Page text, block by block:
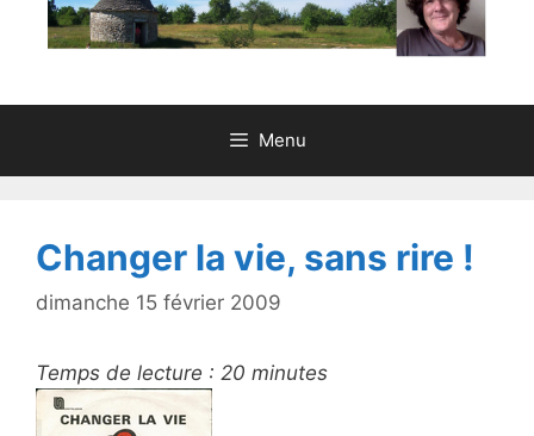
Menu
Changer la vie, sans rire !
dimanche 15 février 2009
Temps de lecture : 20 minutes